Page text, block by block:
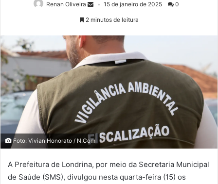
Renan Oliveira 15 de janeiro de 2025 0
2 minutos de leitura
Foto: Vivian Honorato / N.Com
A Prefeitura de Londrina, por meio da Secretaria Municipal
de Saúde (SMS), divulgou nesta quarta-feira (15) os